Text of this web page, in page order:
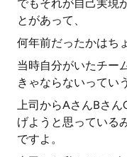
でもそれが自己実現
とがあって、
何年前だったかはち
当時自分がいたチー
きゃならないってい
上司からAさんBさん
げようと思っている
ですよ。